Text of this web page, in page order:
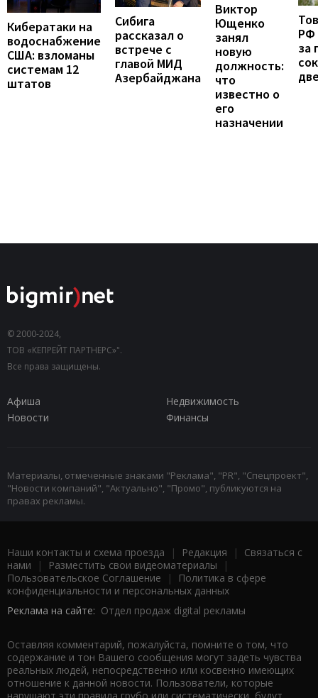
Кибератаки на
водоснабжение
США: взломаны
системам 12
штатов
Сибига
рассказал о
встрече с
главой МИД
Азербайджана
Виктор
Ющенко
занял
новую
должность:
что
известно о
его
назначении
РФ
за
© 2000-2024,
ТОВ «КЕПРЕЙТ ПАРТНЕРС»".
Все права защищены.
Афиша
Недвижимость
Новости
Финансы
Материалы, отмеченные знаками "Реклама", "PR", "Спецпроект",
"Новости компаний", "Актуально", "Промо", публикуются на
правах рекламы.
Наши контакты и схема проезда | Редакция | Связаться с
нами | Разместить свои видеоматериалы |
Пользовательское Соглашение |
Политика в сфере
конфиденциальности и персональных данных
Реклама на сайте: Отдел продаж digital рекламы
Оставляя комментарий, пожалуйста, помните о том, что
содержание и тон Вашего сообщения могут задеть чувства
реальных людей, непосредственно или косвенно имеющих
отношение к данной новости. Пользователи, которые